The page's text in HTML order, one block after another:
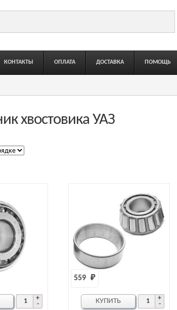
КОНТАКТЫ ОПЛАТА ДОСТАВКА ПОМОЩЬ
хвостовика УАЗ
559 ₽
КУПИТЬ